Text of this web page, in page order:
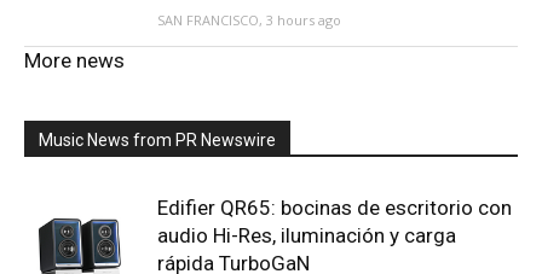
SAN FRANCISCO, 3 hours ago
More news
Music News from PR Newswire
Edifier QR65: bocinas de escritorio con
audio Hi-Res, iluminación y carga
rápida TurboGaN